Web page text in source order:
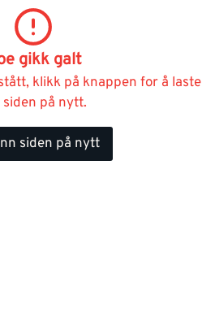
gikk galt
klikk på knappen for å laste
siden på nytt.
siden på nytt